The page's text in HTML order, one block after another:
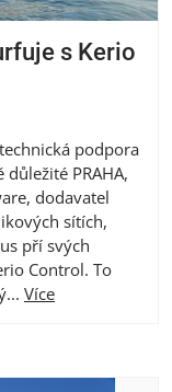
s Kerio
podpora
PRAHA,
dodavatel
sítích,
pří svých
Control. To
Více